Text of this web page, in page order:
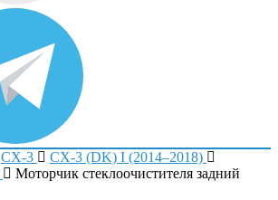
CX-3
CX-3 (DK) I (2014–2018)
Моторчик стеклоочистителя задний